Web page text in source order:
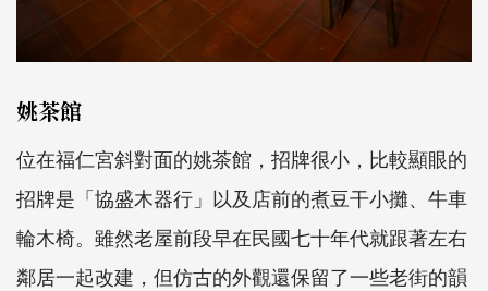
姚茶館
位在福仁宮斜對面的姚茶館，招牌很小，比較顯眼的
招牌是「協盛木器行」以及店前的煮豆干小攤、牛車
輪木椅。雖然老屋前段早在民國七十年代就跟著左右
鄰居一起改建，但仿古的外觀還保留了一些老街的韻